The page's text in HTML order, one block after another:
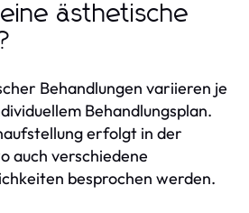
ästhetische
Behandlungen variieren je
Behandlungsplan.
erfolgt in der
auch verschiedene
besprochen werden.